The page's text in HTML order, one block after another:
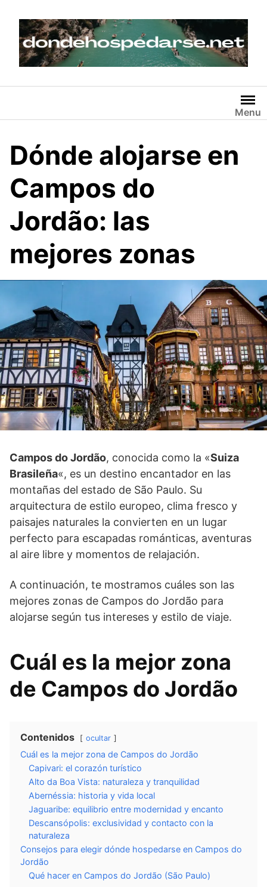
content
Menu
Dónde alojarse en
Campos do
Jordão: las
mejores zonas
Campos do Jordão, conocida como la «Suiza
Brasileña«, es un destino encantador en las
montañas del estado de São Paulo. Su
arquitectura de estilo europeo, clima fresco y
paisajes naturales la convierten en un lugar
perfecto para escapadas románticas, aventuras
al aire libre y momentos de relajación.
A continuación, te mostramos cuáles son las
mejores zonas de Campos do Jordão para
alojarse según tus intereses y estilo de viaje.
Cuál es la mejor zona
de Campos do Jordão
Contenidos ocultar
Cuál es la mejor zona de Campos do Jordão
Capivari: el corazón turístico
Alto da Boa Vista: naturaleza y tranquilidad
Abernéssia: historia y vida local
Jaguaribe: equilibrio entre modernidad y encanto
Descansópolis: exclusividad y contacto con la
naturaleza
Consejos para elegir dónde hospedarse en Campos do
Jordão
Qué hacer en Campos do Jordão (São Paulo)